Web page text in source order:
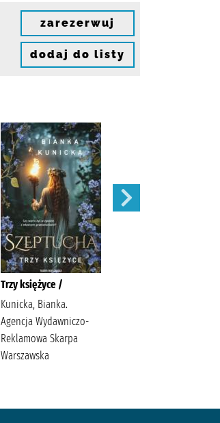
zarezerwuj
dodaj do listy
Trzy księżyce /
Kunicka, Bianka.
Agencja Wydawniczo-
Reklamowa Skarpa
Warszawska